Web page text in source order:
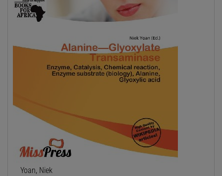
Yoan, Niek